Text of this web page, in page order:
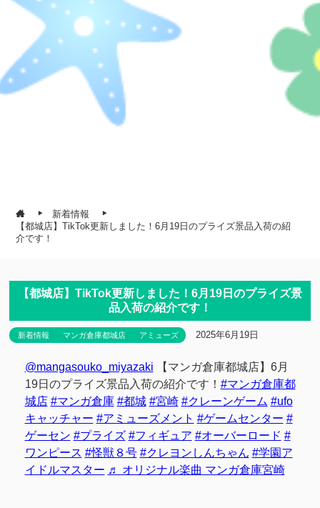
新着情報
【都城店】TikTok更新しました！6月19日のプライズ景品入荷の紹
介です！
【都城店】TikTok更新しました！6月19日のプライズ景
品入荷の紹介です！
新着情報 マンガ倉庫都城店 アミューズ 2025年6月19日
@mangasouko_miyazaki 【マンガ倉庫都城店】6月
19日のプライズ景品入荷の紹介です！ #マンガ倉庫都
城店 #マンガ倉庫 #都城 #宮崎 #クレーンゲーム #ufo
キャッチャー #アミューズメント #ゲームセンター #
ゲーセン #プライズ #フィギュア #オーバーロード #
ワンピース #怪獣８号 #クレヨンしんちゃん #学園ア
イドルマスター ♬ オリジナル楽曲 マンガ倉庫宮崎